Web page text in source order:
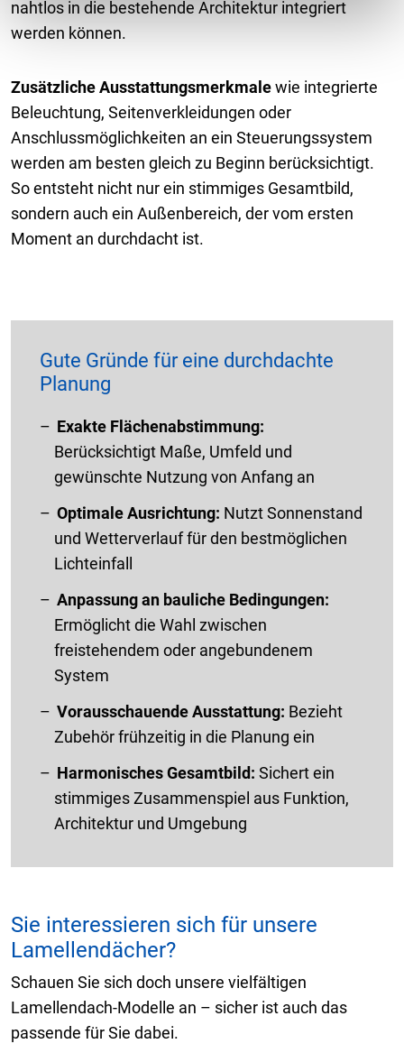
nahtlos in die bestehende Architektur integriert
werden können.
Zusätzliche Ausstattungsmerkmalewie integrierte
Beleuchtung, Seitenverkleidungen oder
Anschlussmöglichkeiten an ein Steuerungssystem
werden am besten gleich zu Beginn berücksichtigt.
So entsteht nicht nur ein stimmiges Gesamtbild,
sondern auch ein Außenbereich, der vom ersten
Moment an durchdacht ist.
Gute Gründe für eine durchdachte
Planung
Exakte Flächenabstimmung:
Berücksichtigt Maße, Umfeld und
gewünschte Nutzung von Anfang an
Optimale Ausrichtung: Nutzt Sonnenstand
und Wetterverlauf für den bestmöglichen
Lichteinfall
Anpassung an bauliche Bedingungen:
Ermöglicht die Wahl zwischen
freistehendem oder angebundenem
System
Vorausschauende Ausstattung: Bezieht
Zubehör frühzeitig in die Planung ein
Harmonisches Gesamtbild: Sichert ein
stimmiges Zusammenspiel aus Funktion,
Architektur und Umgebung
Sie interessieren sich für unsere
Lamellendächer?
Schauen Sie sich doch unsere vielfältigen
Lamellendach-Modelle an – sicher ist auch das
passende für Sie dabei.